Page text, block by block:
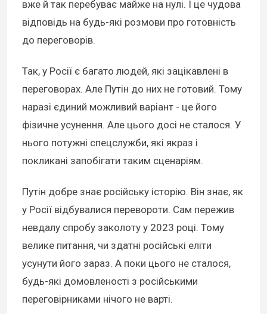
вже й так перебуває майже на нулі. І це чудова
відповідь на будь-які розмови про готовність
до переговорів.
Так, у Росії є багато людей, які зацікавлені в
переговорах. Але Путін до них не готовий. Тому
наразі єдиний можливий варіант - це його
фізичне усунення. Але цього досі не сталося. У
нього потужні спецслужби, які якраз і
покликані запобігати таким сценаріям.
Путін добре знає російську історію. Він знає, як
у Росії відбувалися перевороти. Сам пережив
невдалу спробу заколоту у 2023 році. Тому
велике питання, чи здатні російські еліти
усунути його зараз. А поки цього не сталося,
будь-які домовленості з російськими
переговірниками нічого не варті.